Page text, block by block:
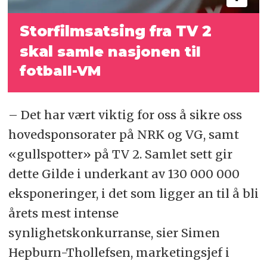
Storfilmsatsing fra TV 2
skal samle nasjonen til
fotball-VM
– Det har vært viktig for oss å sikre oss
hovedsponsorater på NRK og VG, samt
«gullspotter» på TV 2. Samlet sett gir
dette Gilde i underkant av 130 000 000
eksponeringer, i det som ligger an til å bli
årets mest intense
synlighetskonkurranse, sier Simen
Hepburn-Thollefsen, marketingsjef i